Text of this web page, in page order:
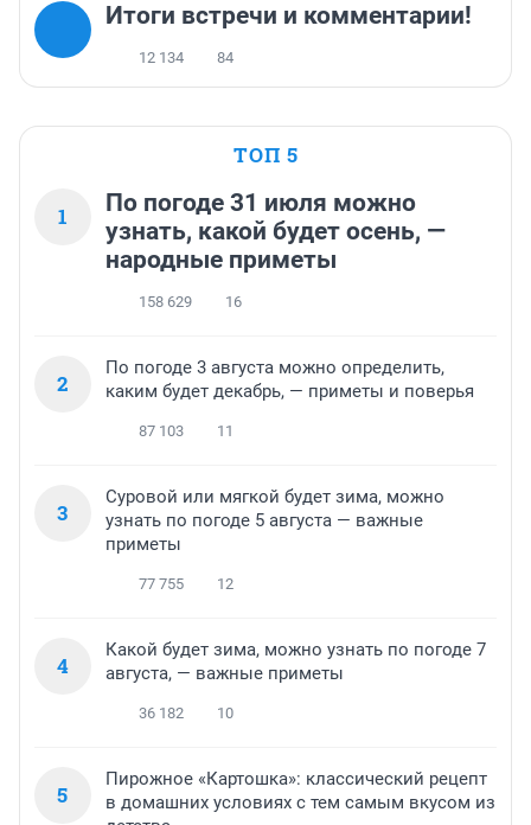
Итоги встречи и комментарии!
12 134 84
ТОП 5
1
По погоде 31 июля можно
узнать, какой будет осень, —
народные приметы
158 629 16
2
По погоде 3 августа можно определить,
каким будет декабрь, — приметы и поверья
87 103 11
3
Суровой или мягкой будет зима, можно
узнать по погоде 5 августа — важные
приметы
77 755 12
4
Какой будет зима, можно узнать по погоде 7
августа, — важные приметы
36 182 10
5
Пирожное «Картошка»: классический рецепт
в домашних условиях с тем самым вкусом из